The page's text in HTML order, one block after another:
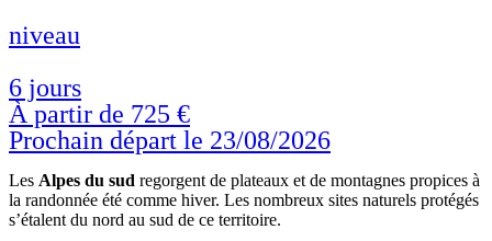
niveau
6 jours
À partir de 725 €
Prochain départ le 23/08/2026
Les Alpes du sud regorgent de plateaux et de montagnes propices à
la randonnée été comme hiver. Les nombreux sites naturels protégés
s’étalent du nord au sud de ce territoire.